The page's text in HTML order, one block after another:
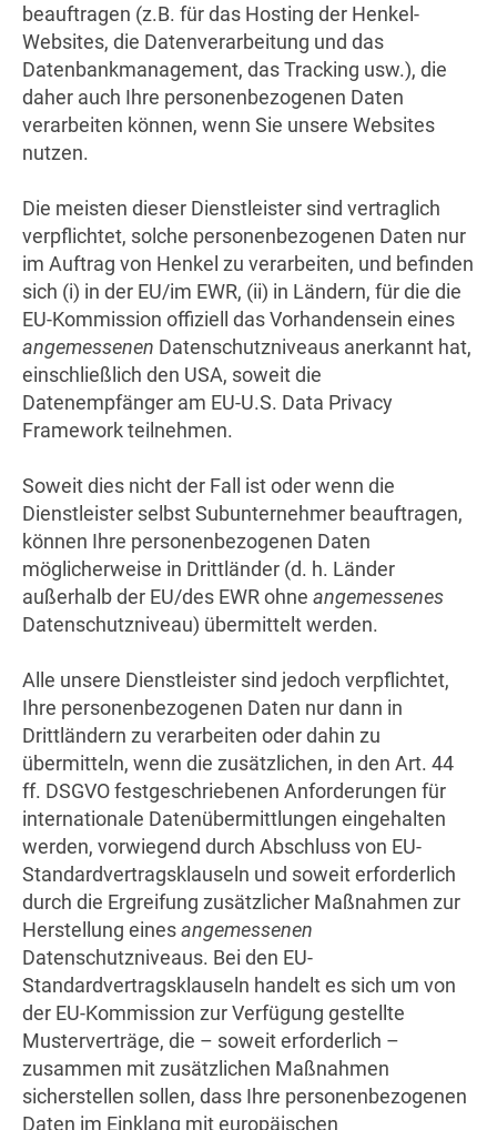
beauftragen (z.B. für das Hosting der Henkel-
Websites, die Datenverarbeitung und das
Datenbankmanagement, das Tracking usw.), die
daher auch Ihre personenbezogenen Daten
verarbeiten können, wenn Sie unsere Websites
nutzen.
Die meisten dieser Dienstleister sind vertraglich
verpflichtet, solche personenbezogenen Daten nur
im Auftrag von Henkel zu verarbeiten, und befinden
sich (i) in der EU/im EWR, (ii) in Ländern, für die die
EU-Kommission offiziell das Vorhandensein eines
angemessenen Datenschutzniveaus anerkannt hat,
einschließlich den USA, soweit die
Datenempfänger am EU-U.S. Data Privacy
Framework teilnehmen.
Soweit dies nicht der Fall ist oder wenn die
Dienstleister selbst Subunternehmer beauftragen,
können Ihre personenbezogenen Daten
möglicherweise in Drittländer (d. h. Länder
außerhalb der EU/des EWR ohne angemessenes
Datenschutzniveau) übermittelt werden.
Alle unsere Dienstleister sind jedoch verpflichtet,
Ihre personenbezogenen Daten nur dann in
Drittländern zu verarbeiten oder dahin zu
übermitteln, wenn die zusätzlichen, in den Art. 44
ff. DSGVO festgeschriebenen Anforderungen für
internationale Datenübermittlungen eingehalten
werden, vorwiegend durch Abschluss von EU-
Standardvertragsklauseln und soweit erforderlich
durch die Ergreifung zusätzlicher Maßnahmen zur
Herstellung einesangemessenen
Datenschutzniveaus. Bei den EU-
Standardvertragsklauseln handelt es sich um von
der EU-Kommission zur Verfügung gestellte
Musterverträge, die – soweit erforderlich –
zusammen mit zusätzlichen Maßnahmen
sicherstellen sollen, dass Ihre personenbezogenen
Daten im Einklang mit europäischen